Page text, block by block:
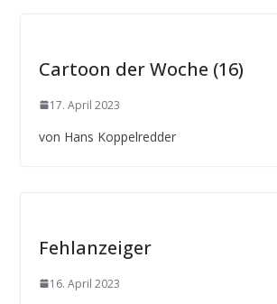
Cartoon der Woche (16)
17. April 2023
von Hans Koppelredder
Fehlanzeiger
16. April 2023